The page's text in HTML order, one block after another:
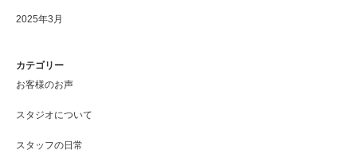
2025年3月
カテゴリー
お客様のお声
スタジオについて
スタッフの日常